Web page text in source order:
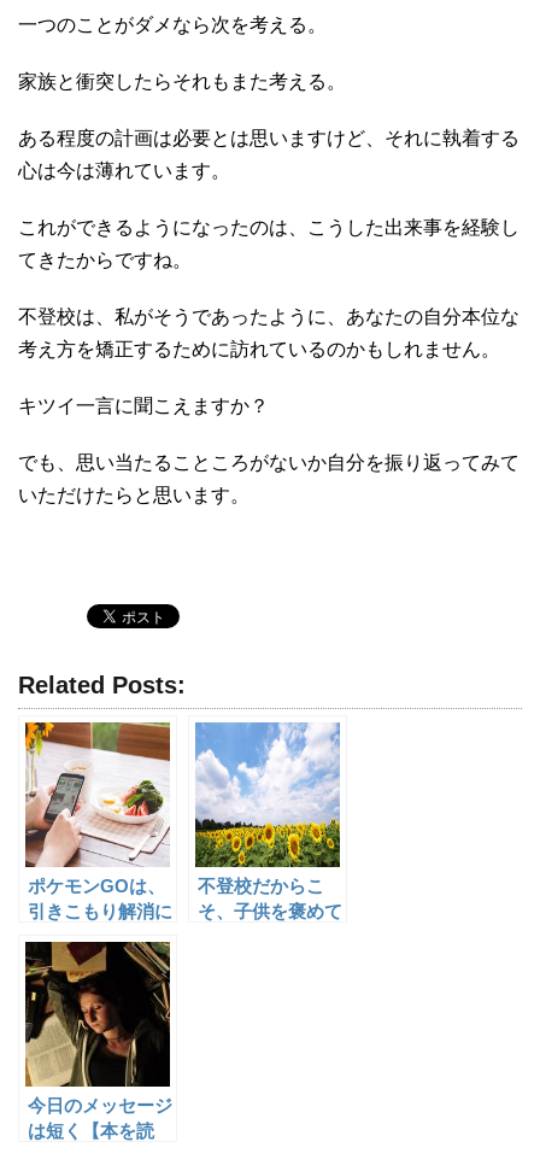
一つのことがダメなら次を考える。
家族と衝突したらそれもまた考える。
ある程度の計画は必要とは思いますけど、それに執着する
心は今は薄れています。
これができるようになったのは、こうした出来事を経験し
てきたからですね。
不登校は、私がそうであったように、あなたの自分本位な
考え方を矯正するために訪れているのかもしれません。
キツイ一言に聞こえますか？
でも、思い当たることころがないか自分を振り返ってみて
いただけたらと思います。
Related Posts:
ポケモンGOは、
引きこもり解消に
不登校だからこ
そ、子供を褒めて
今日のメッセージ
は短く【本を読